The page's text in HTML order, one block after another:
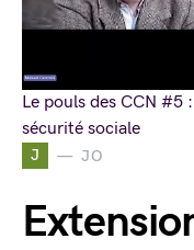
J JO
Le pouls des CCN #5
sécurité sociale